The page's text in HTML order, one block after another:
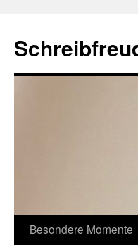
Besondere Momente